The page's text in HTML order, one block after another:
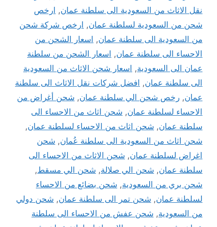
نقل الاثاث من السعودية الى سلطنة عمان, ارخص
شحن من السعودية لسلطنة عمان, ارخص شركة شحن
من السعودية الى سلطنة عمان, اسعار الشحن من
الاحساء الى سلطنة عمان, اسعار الشحن من سلطنة
عمان الى السعودية, اسعار شحن الاثاث من السعودية
الى سلطنة عمان, افضل شركات نقل الاثاث الى سلطنة
عمان, رخص شحن الي سلطنة عمان, شحن أغراض من
الاحساء لسلطنة عمان, شحن اثاث من الاحساء الى
سلطنة عمان, شحن اثاث من الاحساء لسلطنة عمان,
شحن اثاث من السعودية الى سلطنة عُمان, شحن
اغراض لسلطنة عمان, شحن الاثاث من الاحساء الى
سلطنة عمان, شحن الي صلالة, شحن الي مسقط,
شحن بري من السعودية, شحن بضائع من الاحساء
لسلطنة عمان, شحن تمر الى سلطنة عمان, شحن دولي
من السعودية, شحن عفش من الاحساء الى سلطنة